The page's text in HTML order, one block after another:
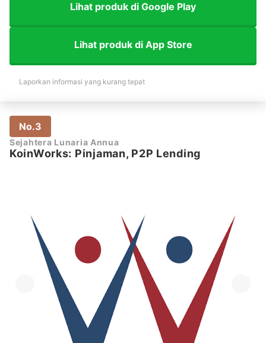
Lihat produk di Google Play
Lihat produk di App Store
Laporkan informasi yang kurang tepat
No.3
Sejahtera Lunaria Annua
KoinWorks: Pinjaman, P2P Lending